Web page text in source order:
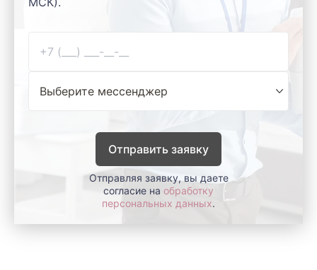
Отправить заявку
Отправляя заявку, вы даете
согласие на обработку
персональных данных.